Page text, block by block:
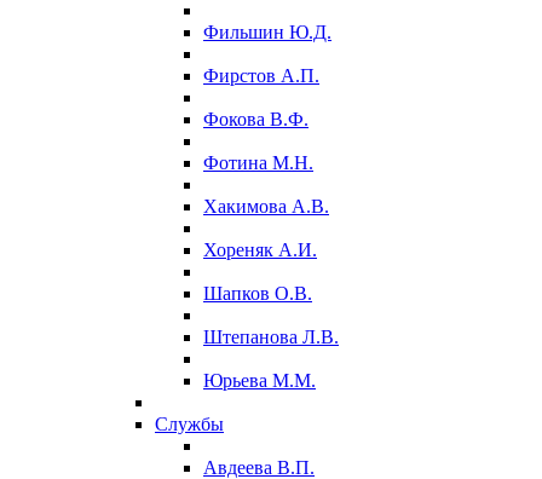
Фильшин Ю.Д.
Фирстов А.П.
Фокова В.Ф.
Фотина М.Н.
Хакимова А.В.
Хореняк А.И.
Шапков О.В.
Штепанова Л.В.
Юрьева М.М.
Службы
Авдеева В.П.